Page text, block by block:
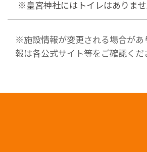
※皇宮神社にはトイレはありませ
※施設情報が変更される場合があ
報は各公式サイト等をご確認くだ